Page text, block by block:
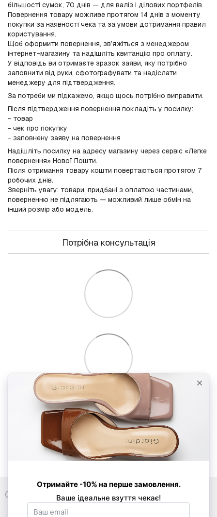
більшості сумок, 70 днів — для валіз і ділових портфелів.
Повернення товару можливе протягом 14 днів з моменту
покупки за наявності чека та за умови дотримання правил
користування.
Щоб оформити повернення, зв’яжіться з менеджером
інтернет-магазину та надішліть квитанцію про оплату.
У відповідь ви отримаєте зразок заяви, яку потрібно
заповнити від руки, сфотографувати та надіслати
менеджеру для підтвердження.
За потреби ми підкажемо, якщо щось потрібно виправити.
Після підтвердження повернення покладіть у посилку:
- товар
- чек про покупку
- заповнену заяву на повернення
Надішліть посилку на адресу магазину через сервіс «Легке
повернення» Нової Пошти.
Після отримання товару кошти повертаються протягом 7
робочих днів.
Зверніть увагу: товари, придбані з оплатою частинами,
поверненню не підлягають — можливий лише обмін на
інший розмір або модель.
Потрібна консультація
0 800 33 86 01 089 520-24-16 068 877-03-53